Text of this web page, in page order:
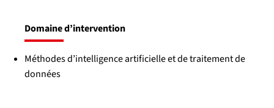
Domaine d’intervention
Méthodes d’intelligence artificielle et de traitement de
données